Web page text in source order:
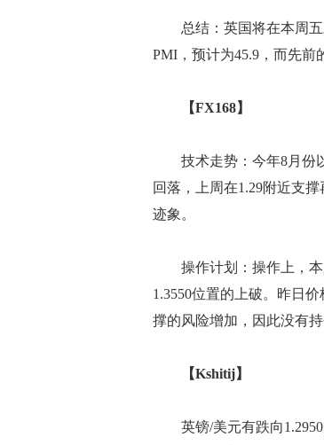
总结：英国将在本周五
PMI，预计为45.9，而先前
【FX168】
技术走势：今年8月份以
回落，上周在1.29附近支
迹象。
操作计划：操作上，本
1.3550位置的上破。昨日
撑的风险增加，因此没有
【Kshitij】
英镑/美元有跌向1.2950